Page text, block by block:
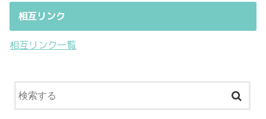
相互リンク
相互リンク一覧